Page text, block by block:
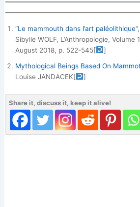
“Le mammouth dans l’art paléolithique
Sibylle WOLF, L’Anthropologie, Volume
August 2018, p. 522-545[
]
Mythological Beings Based On
Louise JANDACEK[ ]
Share it, discuss it, keep it alive!